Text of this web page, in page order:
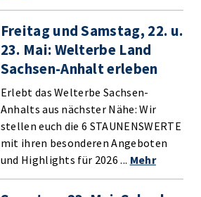
Freitag und Samstag, 22. u.
23. Mai: Welterbe Land
Sachsen-Anhalt erleben
Erlebt das Welterbe Sachsen-
Anhalts aus nächster Nähe: Wir
stellen euch die 6 STAUNENSWERTE
mit ihren besonderen Angeboten
und Highlights für 2026 ... Mehr